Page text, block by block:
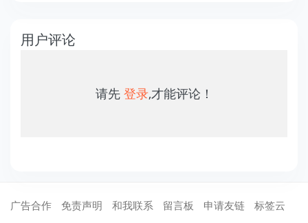
用户评论
请先 登录,才能评论！
广告合作 免责声明 和我联系 留言板 申请友链 标签云